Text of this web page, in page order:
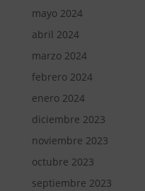
mayo 2024
abril 2024
marzo 2024
febrero 2024
enero 2024
diciembre 2023
noviembre 2023
octubre 2023
septiembre 2023